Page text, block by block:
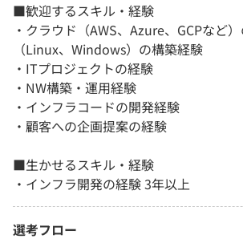
■歓迎するスキル・経験
・クラウド（AWS、Azure、GCPなど
（Linux、Windows）の構築経験
・ITプロジェクトの経験
・NW構築・運用経験
・インフラコードの開発経験
・顧客への企画提案の経験
■生かせるスキル・経験
・インフラ開発の経験 3年以上
選考フロー